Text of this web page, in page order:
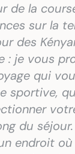
de la
sur la
des
: je vous
qui
sportive,
du
endroit